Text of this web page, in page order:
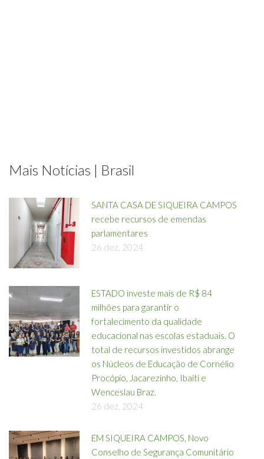
Mais Notícias | Brasil
SANTA CASA DE SIQUEIRA CAMPOS
recebe recursos de emendas
parlamentares
26 dez, 2024
ESTADO investe mais de R$ 84
milhões para garantir o
fortalecimento da qualidade
educacional nas escolas estaduais. O
total de recursos investidos abrange
os Núcleos de Educação de Cornélio
Procópio, Jacarezinho, Ibaiti e
Wenceslau Braz.
26 dez, 2024
EM SIQUEIRA CAMPOS, Novo
Conselho de Segurança Comunitário